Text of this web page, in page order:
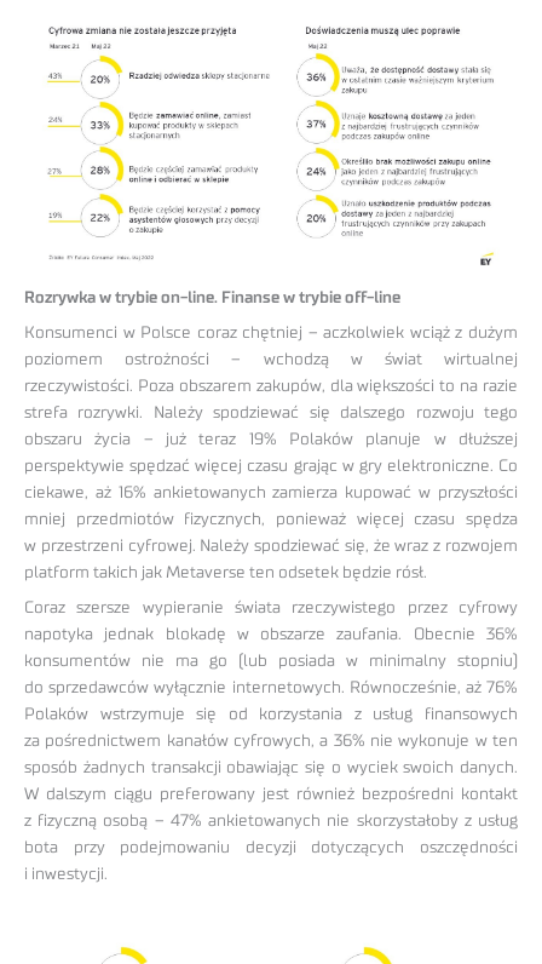
Rozrywka w trybie on-line. Finanse w trybie off-line
Konsumenci w Polsce coraz chętniej – aczkolwiek wciąż z dużym
poziomem ostrożności – wchodzą w świat wirtualnej
rzeczywistości. Poza obszarem zakupów, dla większości to na razie
strefa rozrywki. Należy spodziewać się dalszego rozwoju tego
obszaru życia – już teraz 19% Polaków planuje w dłuższej
perspektywie spędzać więcej czasu grając w gry elektroniczne. Co
ciekawe, aż 16% ankietowanych zamierza kupować w przyszłości
mniej przedmiotów fizycznych, ponieważ więcej czasu spędza
w przestrzeni cyfrowej. Należy spodziewać się, że wraz z rozwojem
platform takich jak Metaverse ten odsetek będzie rósł.
Coraz szersze wypieranie świata rzeczywistego przez cyfrowy
napotyka jednak blokadę w obszarze zaufania. Obecnie 36%
konsumentów nie ma go (lub posiada w minimalny stopniu)
do sprzedawców wyłącznie internetowych. Równocześnie, aż 76%
Polaków wstrzymuje się od korzystania z usług finansowych
za pośrednictwem kanałów cyfrowych, a 36% nie wykonuje w ten
sposób żadnych transakcji obawiając się o wyciek swoich danych.
W dalszym ciągu preferowany jest również bezpośredni kontakt
z fizyczną osobą – 47% ankietowanych nie skorzystałoby z usług
bota przy podejmowaniu decyzji dotyczących oszczędności
i inwestycji.